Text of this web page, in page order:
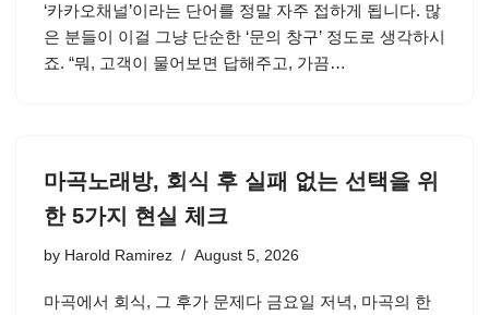
‘카카오채널’이라는 단어를 정말 자주 접하게 됩니다. 많
은 분들이 이걸 그냥 단순한 ‘문의 창구’ 정도로 생각하시
죠. “뭐, 고객이 물어보면 답해주고, 가끔…
마곡노래방, 회식 후 실패 없는 선택을 위
한 5가지 현실 체크
by Harold Ramirez August 5, 2026
마곡에서 회식, 그 후가 문제다 금요일 저녁, 마곡의 한